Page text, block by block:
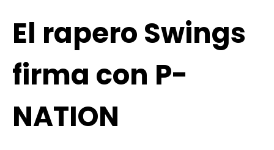
El rapero Swings
firma con P-
NATION